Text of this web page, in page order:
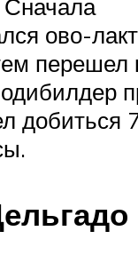
Сначала
ово-
перешел
добиться